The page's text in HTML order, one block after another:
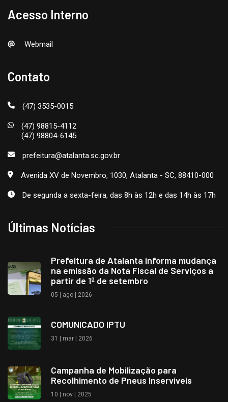
Acesso Interno
Webmail
Contato
(47) 3535-0015
(47) 98815-4112
(47) 98804-6145
prefeitura@atalanta.sc.gov.br
Avenida XV de Novembro, 1030, Atalanta - SC, 88410-000
De segunda a sexta-feira, das 8h às 12h e das 14h às 17h
Últimas Notícias
Prefeitura de Atalanta informa mudança
na emissão da Nota Fiscal de Serviços a
partir de 1º de setembro
05 | ago | 2026
COMUNICADO IPTU
31 | mar | 2026
Campanha de Mobilização para
Recolhimento de Pneus Inservíveis
10 | nov | 2025